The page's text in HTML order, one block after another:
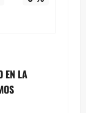
EN LA